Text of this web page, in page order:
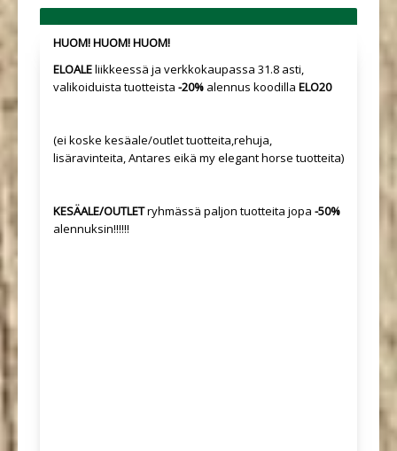
HUOM! HUOM! HUOM!
ELOALEliikkeessä ja verkkokaupassa 31.8 asti,
valikoiduista tuotteista -20% alennus koodilla ELO20
(ei koske kesäale/outlet tuotteita,rehuja,
lisäravinteita, Antares eikä my elegant horse tuotteita)
KESÄALE/OUTLETryhmässä paljon tuotteita jopa -50%
alennuksin!!!!!!